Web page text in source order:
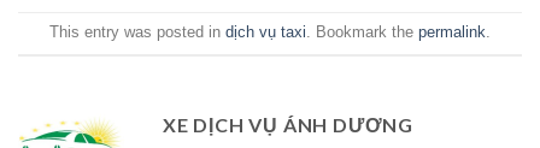
This entry was posted in dịch vụ taxi. Bookmark the permalink.
XE DỊCH VỤ ÁNH DƯƠNG